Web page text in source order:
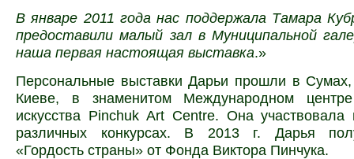
В январе 2011 года нас поддержала Тамара
предоставили малый зал в Муниципальной
наша первая настоящая выставка.»
Персональные выставки Дарьи прошли в
Киеве, в знаменитом Международном центре
искусства Pinchuk Art Centre. Она
различных конкурсах. В 2013 г. Дарья
«Гордость страны» от Фонда Виктора Пинчука.